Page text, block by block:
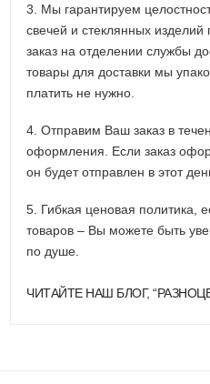
3. Мы гарантируем
свечей и стеклянных
заказ на отделении службы
товары для доставки мы
платить не нужно.
4. Отправим Ваш заказ в
оформления. Если заказ
он будет отправлен в этот
5. Гибкая ценовая политика,
товаров – Вы можете быть
по душе.
ЧИТАЙТЕ НАШ БЛОГ, “